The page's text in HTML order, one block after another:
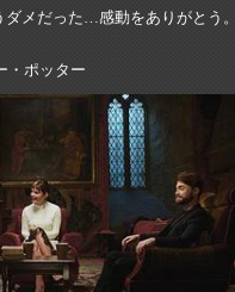
ダメだった…感動をありがとう。
・ポッター